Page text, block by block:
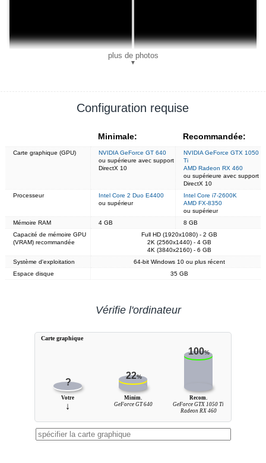
plus de photos
▼
Configuration requise
Minimale: Recommandée:
Carte graphique (GPU)
NVIDIA GeForce GT 640
ou supérieure avec support
DirectX 10
NVIDIA GeForce GTX 1050
Ti
AMD Radeon RX 460
ou supérieure avec support
DirectX 10
Processeur
Intel Core 2 Duo E4400
ou supérieur
Intel Core i7-2600K
AMD FX-8350
ou supérieur
Mémoire RAM
4 GB
8 GB
Capacité de mémoire GPU
(VRAM) recommandée
Full HD (1920x1080) - 2 GB
2K (2560x1440) - 4 GB
4K (3840x2160) - 6 GB
Système d'exploitation
64-bit Windows 10 ou plus récent
Espace disque
35 GB
Vérifie l'ordinateur
?
22%
100%
Votre
↓
Minim.
GeForce GT 640
Recom.
GeForce GTX 1050 Ti
Radeon RX 460
Carte graphique